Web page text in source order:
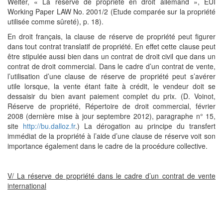
Working Paper LAW No. 2001/2 (Etude comparée sur la propriété
utilisée comme sûreté), p. 18).
En droit français, la clause de réserve de propriété peut figurer
dans tout contrat translatif de propriété. En effet cette clause peut
être stipulée aussi bien dans un contrat de droit civil que dans un
contrat de droit commercial. Dans le cadre d’un contrat de vente,
l’utilisation d’une clause de réserve de propriété peut s’avérer
utile lorsque, la vente étant faite à crédit, le vendeur doit se
dessaisir du bien avant paiement complet du prix. (D. Voinot,
Réserve de propriété, Répertoire de droit commercial, février
2008 (dernière mise à jour septembre 2012), paragraphe n° 15,
site http://bu.dalloz.fr.) La dérogation au principe du transfert
immédiat de la propriété à l’aide d’une clause de réserve voit son
importance également dans le cadre de la procédure collective.
V/ La réserve de propriété dans le cadre d’un contrat de vente
international